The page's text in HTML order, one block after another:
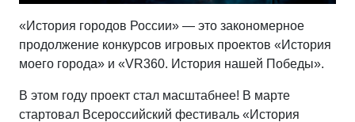
«История городов России» — это закономерное
продолжение конкурсов игровых проектов «История
моего города» и «VR360. История нашей Победы».
В этом году проект стал масштабнее! В марте
стартовал Всероссийский фестиваль «История